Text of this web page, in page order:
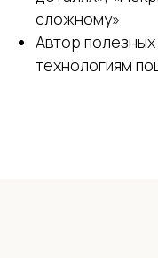
сложному»
Автор
технологиям